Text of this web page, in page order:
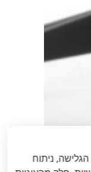
ניתוח